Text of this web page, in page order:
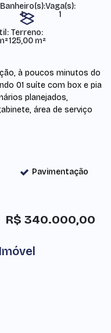
1
1
Terreno:
125,00 m²
à poucos minutos do
01 suíte com box e pia
planejados,
área de serviço
Pavimentação
R$ 340.000,00